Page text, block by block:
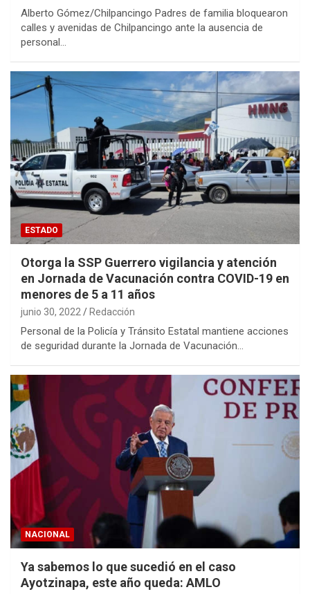
Alberto Gómez/Chilpancingo Padres de familia bloquearon
calles y avenidas de Chilpancingo ante la ausencia de
personal…
ESTADO
Otorga la SSP Guerrero vigilancia y atención
en Jornada de Vacunación contra COVID-19 en
menores de 5 a 11 años
junio 30, 2022 Redacción
Personal de la Policía y Tránsito Estatal mantiene acciones
de seguridad durante la Jornada de Vacunación…
NACIONAL
Ya sabemos lo que sucedió en el caso
Ayotzinapa, este año queda: AMLO